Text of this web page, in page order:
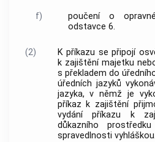
f)
poučení o
odstavce 6.
(2)
K příkazu se připojí
k zajištění majetku
s překladem do
úředních jazyků
jazyka, v němž je
příkaz k zajištění
vydání příkazu k
důkazního
spravedlnosti vyhláškou.